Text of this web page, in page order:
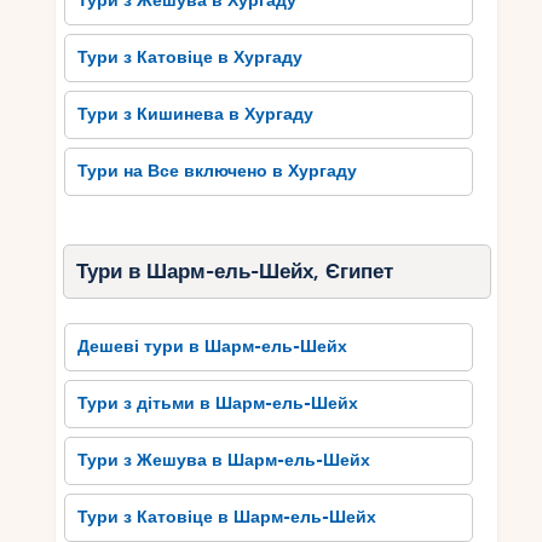
переповнений історичним значенням та
культурною спадщиною, що робить Сома Бей
незабутньою подорожжю для всіх любителів
історії та мистецтва.
Смакуйте чудову кухню Сома
Бею
Сома Бей славиться своєю чудовою кухнею, яка
привертає туристів з усього світу. Місто
пропонує безліч ресторанів і кафе, де можна
смакувати найрізноманітніші страви. Ласунки
зможуть насолодитись ароматними десертами,
такими як фруктові пироги, медовий торт або
солодкі печива. А любителі морепродуктів
будуть в захваті від свіжих морських
делікатесів, таких як креветки, мідії та омари.
Традиційна кухня Сома Бею включає також
Тури з Катовіце в Хургаду
Тури з Кишинева в Хургаду
Тури на Все включено в Хургаду
Тури в Шарм-ель-Шейх, Єгипет
Дешеві тури в Шарм-ель-Шейх
Тури з дітьми в Шарм-ель-Шейх
Тури з Жешува в Шарм-ель-Шейх
Тури з Катовіце в Шарм-ель-Шейх